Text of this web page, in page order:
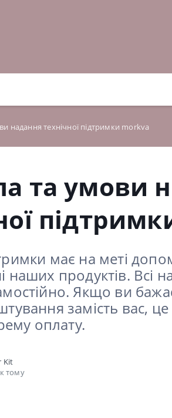
надання технічної підтримки morkva
та умови
має на меті
наших продуктів. Всі
Якщо ви
замість вас,
оплату.
Kit
тому